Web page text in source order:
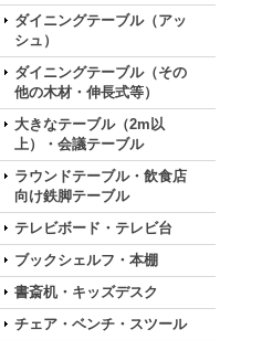
ダイニングテーブル（アッ
シュ）
ダイニングテーブル（その
他の木材・伸長式等）
大きなテーブル（2m以
上）・会議テーブル
ラウンドテーブル・飲食店
向け鉄脚テーブル
テレビボード・テレビ台
ブックシェルフ・本棚
書斎机・キッズデスク
チェア・ベンチ・スツール